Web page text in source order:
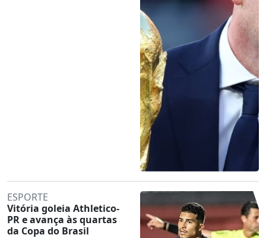
ESPORTE
Vitória goleia Athletico-
PR e avança às quartas
da Copa do Brasil